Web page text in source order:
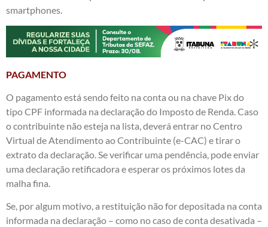
smartphones.
PAGAMENTO
O pagamento está sendo feito na conta ou na chave Pix do
tipo CPF informada na declaração do Imposto de Renda. Caso
o contribuinte não esteja na lista, deverá entrar noCentro
Virtual de Atendimento ao Contribuinte (e-CAC) e tirar o
extrato da declaração. Se verificar uma pendência, pode enviar
uma declaração retificadora e esperar os próximos lotes da
malha fina.
Se, por algum motivo, a restituição não for depositada na conta
informada na declaração – como no caso de conta desativada –